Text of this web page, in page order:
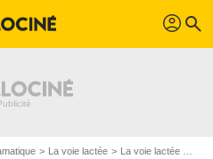
profil search
La voie lactée La voie lactée en DVD